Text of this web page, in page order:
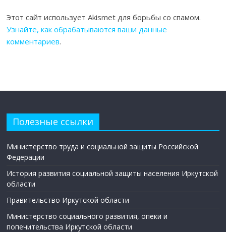
Этот сайт использует Akismet для борьбы со спамом.
Узнайте, как обрабатываются ваши данные
комментариев.
Полезные ссылки
Министерство труда и социальной защиты Российской
Федерации
История развития социальной защиты населения Иркутской
области
Правительство Иркутской области
Министерство социального развития, опеки и
попечительства Иркутской области